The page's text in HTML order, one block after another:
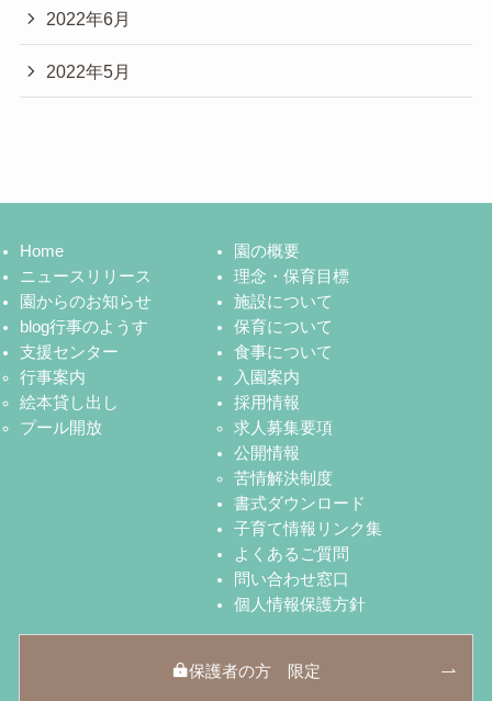
2022年6月
2022年5月
Home
ニュースリリース
園からのお知らせ
blog行事のようす
支援センター
行事案内
絵本貸し出し
プール開放
園の概要
理念・保育目標
施設について
保育について
食事について
入園案内
採用情報
求人募集要項
公開情報
苦情解決制度
書式ダウンロード
子育て情報リンク集
よくあるご質問
問い合わせ窓口
個人情報保護方針
保護者の方 限定